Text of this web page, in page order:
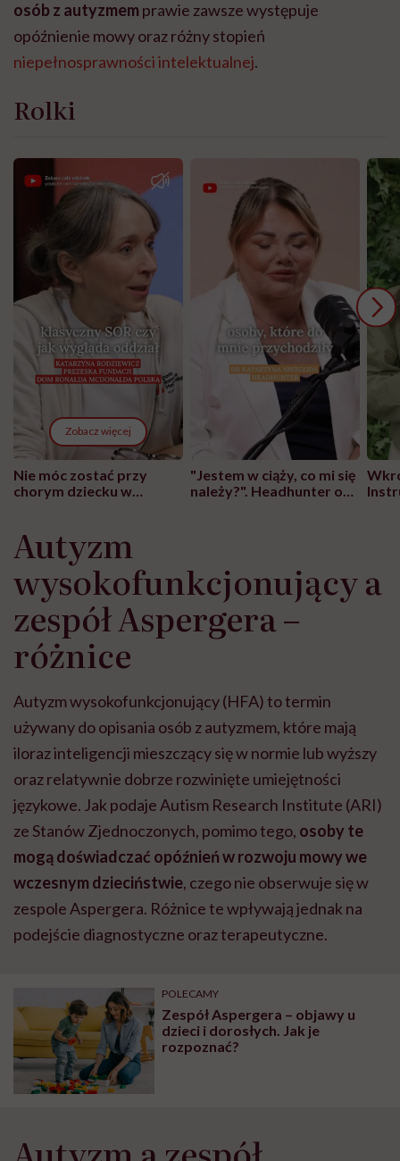
osób z autyzmem prawie zawsze występuje
opóźnienie mowy oraz różny stopień
niepełnosprawności intelektualnej.
Rolki
Zobacz więcej
Nie móc zostać przy
chorym dziecku w
może chyba tylko
głupota i brak
wyobraźni"
"Jestem w ciąży, co mi się
należy?". Headhunter o
Autyzm
wysokofunkcjonujący a
zespół Aspergera –
różnice
Autyzm wysokofunkcjonujący (HFA) to termin
używany do opisania osób z autyzmem, które mają
iloraz inteligencji mieszczący się w normie lub wyższy
oraz relatywnie dobrze rozwinięte umiejętności
językowe. Jak podaje Autism Research Institute (ARI)
ze Stanów Zjednoczonych, pomimo tego, osoby te
mogą doświadczać opóźnień w rozwoju mowy we
wczesnym dzieciństwie, czego nie obserwuje się w
zespole Aspergera. Różnice te wpływają jednak na
podejście diagnostyczne oraz terapeutyczne.
POLECAMY
Zespół Aspergera – objawy u
dzieci i dorosłych. Jak je
rozpoznać?